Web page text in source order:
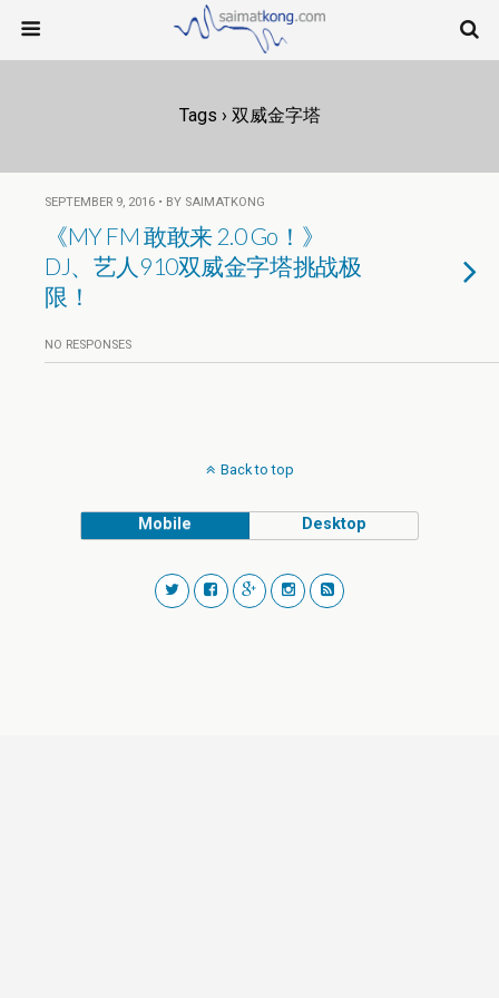
Tags › 双威金字塔
SEPTEMBER 9, 2016 • BY SAIMATKONG
《MY FM 敢敢来 2.0 Go！》
DJ、艺人910双威金字塔挑战极
限！
NO RESPONSES
Back to top
Mobile Desktop